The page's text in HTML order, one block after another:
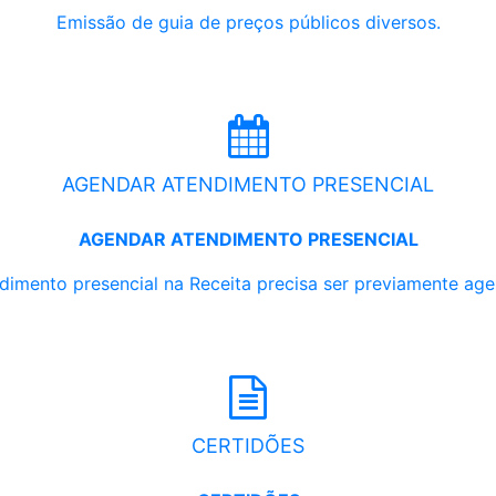
Emissão de guia de preços públicos diversos.
AGENDAR ATENDIMENTO PRESENCIAL
AGENDAR ATENDIMENTO PRESENCIAL
presencial na Receita precisa ser previamente
CERTIDÕES